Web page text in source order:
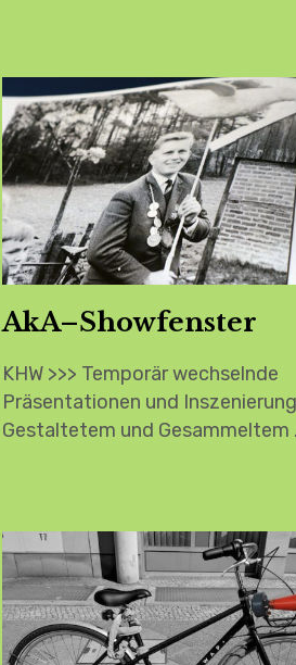
AkA–Showfenster
KHW >>> Temporär wechselnde
Präsentationen und
Gestaltetem und Gesammeltem